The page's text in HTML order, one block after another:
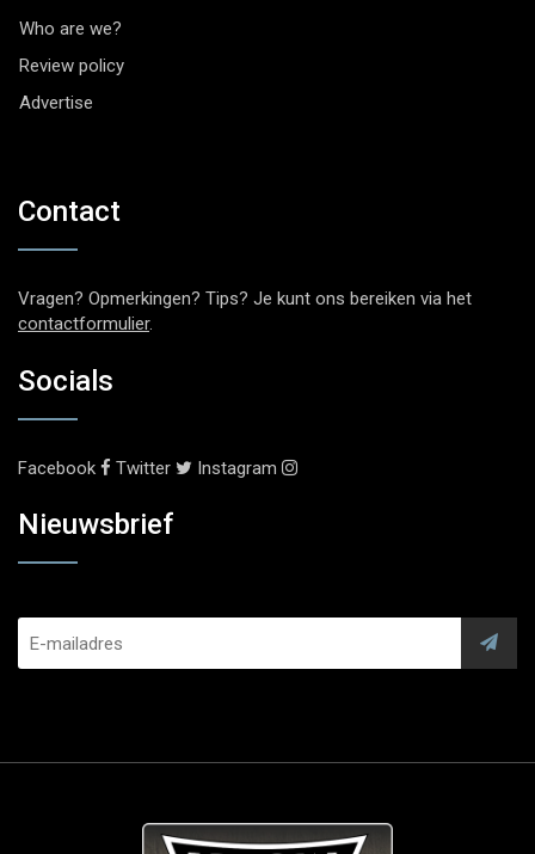
Who are we?
Review policy
Advertise
Contact
Vragen? Opmerkingen? Tips? Je kunt ons bereiken via het
contactformulier.
Socials
Facebook Twitter Instagram
Nieuwsbrief